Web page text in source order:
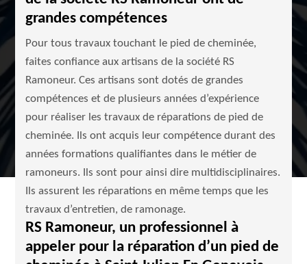
grandes compétences
Pour tous travaux touchant le pied de cheminée,
faites confiance aux artisans de la société RS
Ramoneur. Ces artisans sont dotés de grandes
compétences et de plusieurs années d’expérience
pour réaliser les travaux de réparations de pied de
cheminée. Ils ont acquis leur compétence durant des
années formations qualifiantes dans le métier de
ramoneurs. Ils sont pour ainsi dire multidisciplinaires.
Ils assurent les réparations en même temps que les
travaux d’entretien, de ramonage.
RS Ramoneur, un professionnel à
appeler pour la réparation d’un pied de